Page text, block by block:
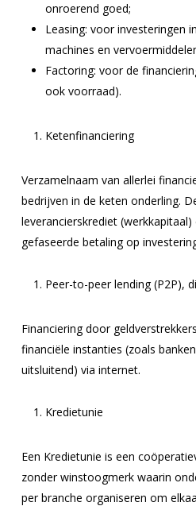
onroerend goed;
Leasing: voor investeringen
machines en
Factoring: voor de
ook voorraad).
Ketenfinanciering
Verzamelnaam van allerlei
bedrijven in de keten onderling.
leverancierskrediet (werkkapitaal)
gefaseerde betaling op
Peer-to-peer lending (P2P),
Financiering door
financiële instanties (zoals
uitsluitend) via internet.
Kredietunie
Een Kredietunie is een
zonder winstoogmerk waarin
per branche organiseren om